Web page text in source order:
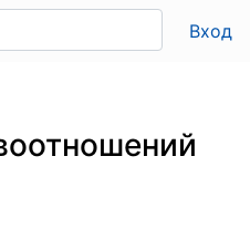
Вход